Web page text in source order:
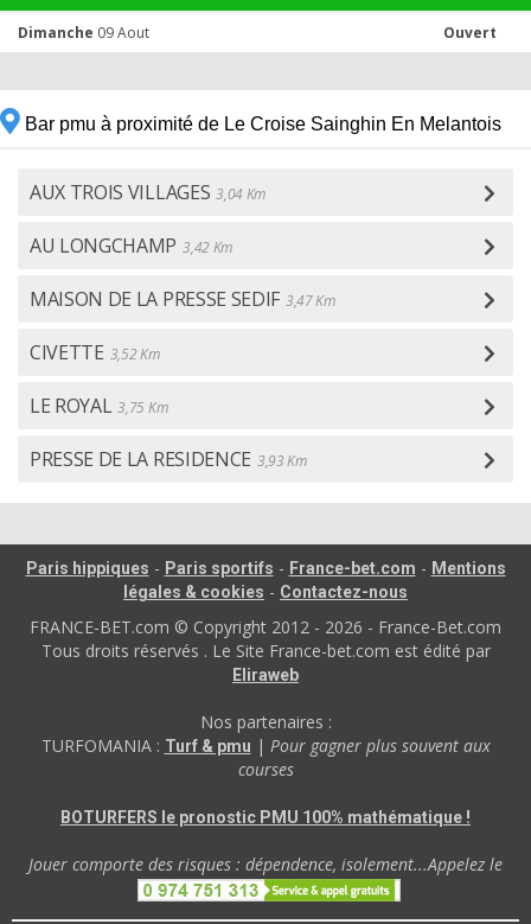
Dimanche 09 Aout Ouvert
Bar pmu à proximité de Le Croise Sainghin En Melantois
AUX TROIS VILLAGES 3,04 Km
AU LONGCHAMP 3,42 Km
MAISON DE LA PRESSE SEDIF 3,47 Km
CIVETTE 3,52 Km
LE ROYAL 3,75 Km
PRESSE DE LA RESIDENCE 3,93 Km
Paris hippiques - Paris sportifs - France-bet.com - Mentions
légales & cookies - Contactez-nous
FRANCE-BET.com © Copyright 2012 - 2026 - France-Bet.com
Tous droits réservés . Le Site France-bet.com est édité par
Eliraweb
Nos partenaires :
TURFOMANIA : Turf & pmu | Pour gagner plus souvent aux
courses
BOTURFERS le pronostic PMU 100% mathématique !
Jouer comporte des risques : dépendence, isolement...Appelez le